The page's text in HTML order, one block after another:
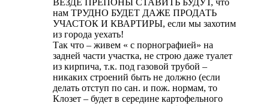
нам ТРУДНО БУДЕТ ДАЖЕ ПРОДАТЬ
УЧАСТОК И КВАРТИРЫ, если мы захотим
из города уехать!
Так что – живем « с порнографией» на
задней части участка, не строю даже туалет
из кирпича, т.к. под газовой трубой –
никаких строений быть не должно (если
делать отступ по сан. и пож. нормам, то
Клозет – будет в середине картофельного